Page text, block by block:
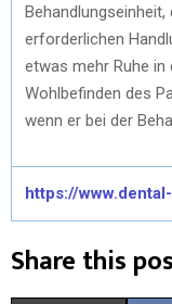
erforderlichen
etwas mehr Ruhe in
Wohlbefinden des
wenn er bei der
https://
Share this